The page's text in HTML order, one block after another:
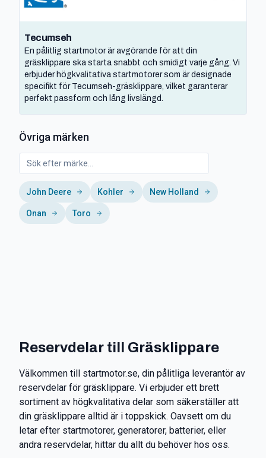
Tecumseh
En pålitlig startmotor är avgörande för att din
gräsklippare ska starta snabbt och smidigt varje gång. Vi
erbjuder högkvalitativa startmotorer som är designade
specifikt för Tecumseh-gräsklippare, vilket garanterar
perfekt passform och lång livslängd.
Övriga märken
John Deere Kohler New Holland
Onan Toro
Reservdelar till Gräsklippare
Välkommen till startmotor.se, din pålitliga leverantör av
reservdelar för gräsklippare. Vi erbjuder ett brett
sortiment av högkvalitativa delar som säkerställer att
din gräsklippare alltid är i toppskick. Oavsett om du
letar efter startmotorer, generatorer, batterier, eller
andra reservdelar, hittar du allt du behöver hos oss.